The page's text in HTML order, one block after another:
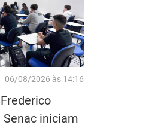
06/08/2026 às 14:16
iniciam